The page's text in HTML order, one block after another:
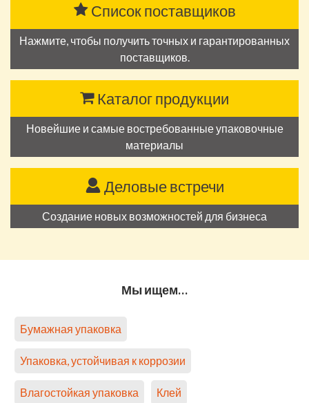
Список поставщиков
Нажмите, чтобы получить точных и гарантированных
поставщиков.
Каталог продукции
Новейшие и самые востребованные упаковочные
материалы
Деловые встречи
Создание новых возможностей для бизнеса
Мы ищем…
Бумажная упаковка
Упаковка, устойчивая к коррозии
Влагостойкая упаковка Клей